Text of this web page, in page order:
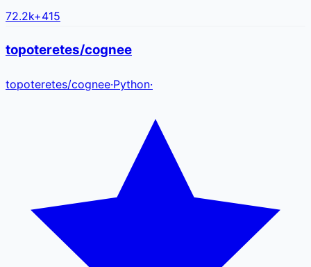
72.2k+415
topoteretes/cognee
topoteretes/cognee·Python·